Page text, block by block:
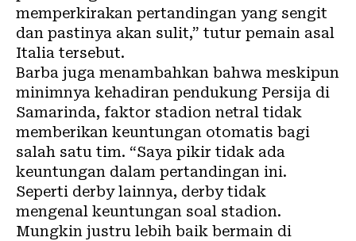
memperkirakan pertandingan yang sengit
dan pastinya akan sulit,” tutur pemain asal
Italia tersebut.
Barba juga menambahkan bahwa meskipun
minimnya kehadiran pendukung Persija di
Samarinda, faktor stadion netral tidak
memberikan keuntungan otomatis bagi
salah satu tim. “Saya pikir tidak ada
keuntungan dalam pertandingan ini.
Seperti derby lainnya, derby tidak
mengenal keuntungan soal stadion.
Mungkin justru lebih baik bermain di